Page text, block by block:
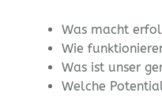
Was macht
Wie
Was ist unser
Welche